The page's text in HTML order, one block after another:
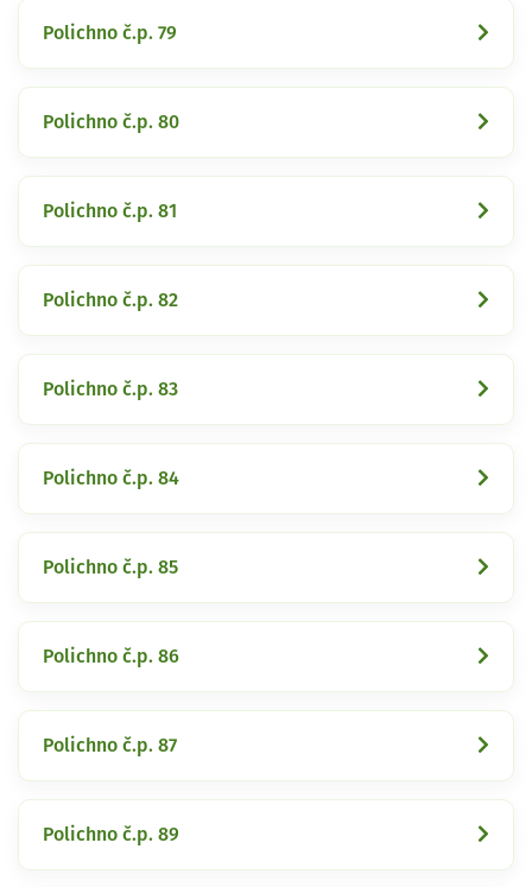
Polichno č.p. 79
Polichno č.p. 80
Polichno č.p. 81
Polichno č.p. 82
Polichno č.p. 83
Polichno č.p. 84
Polichno č.p. 85
Polichno č.p. 86
Polichno č.p. 87
Polichno č.p. 89